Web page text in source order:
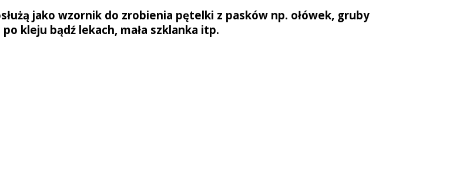
jako wzornik do zrobienia pętelki z pasków np. ołówek, gruby
kleju bądź lekach, mała szklanka itp.